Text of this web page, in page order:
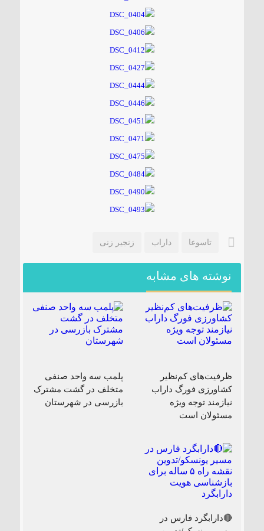
تاسوعا داراب زنجیر زنی
نوشته های مشابه
ظرفیت‌های کم‌نظیر
کشاورزی فورگ داراب
نیازمند توجه ویژه
مسئولان است
پلمب سه واحد صنفی
متخلف در گشت مشترک
بازرسی در شهرستان
🔴دارابگرد فارس در